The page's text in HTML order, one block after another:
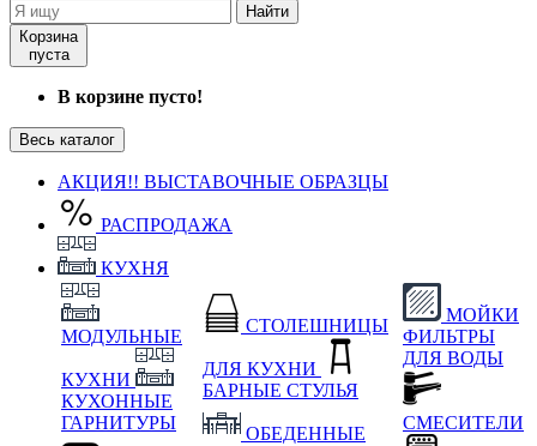
Найти
Корзина
пуста
В корзине пусто!
Весь каталог
АКЦИЯ!! ВЫСТАВОЧНЫЕ ОБРАЗЦЫ
РАСПРОДАЖА
КУХНЯ
МОДУЛЬНЫЕ
КУХНИ
КУХОННЫЕ
ГАРНИТУРЫ
СТОЛЕШНИЦЫ
ДЛЯ КУХНИ
БАРНЫЕ СТУЛЬЯ
ОБЕДЕННЫЕ
МОЙКИ
ФИЛЬТРЫ
ДЛЯ ВОДЫ
СМЕСИТЕЛИ